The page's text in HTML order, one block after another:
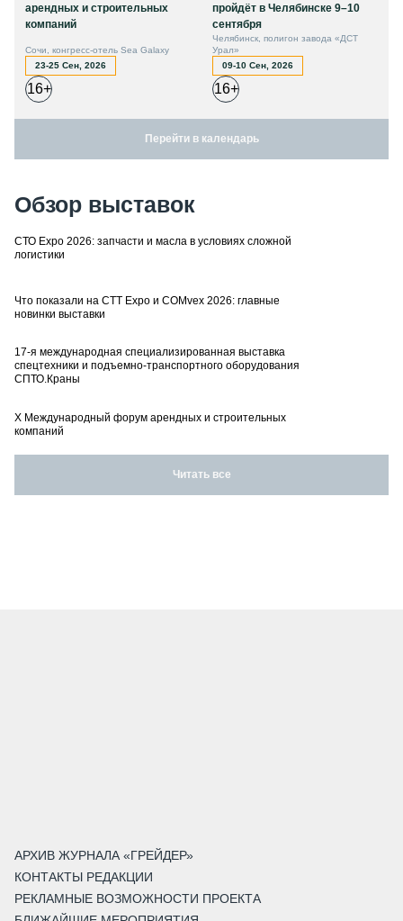
арендных и строительных
компаний
Сочи, конгресс-отель Sea Galaxy
23-25 Сен, 2026
16+
пройдёт в Челябинске 9–10
сентября
Челябинск, полигон завода «ДСТ
Урал»
09-10 Сен, 2026
16+
Перейти в календарь
Обзор выставок
СТО Expo 2026: запчасти и масла в условиях сложной
логистики
Что показали на CTT Expo и COMvex 2026: главные
новинки выставки
17-я международная специализированная выставка
спецтехники и подъемно-транспортного оборудования
СПТО.Краны
X Международный форум арендных и строительных
компаний
Читать все
АРХИВ ЖУРНАЛА «ГРЕЙДЕР»
КОНТАКТЫ РЕДАКЦИИ
РЕКЛАМНЫЕ ВОЗМОЖНОСТИ ПРОЕКТА